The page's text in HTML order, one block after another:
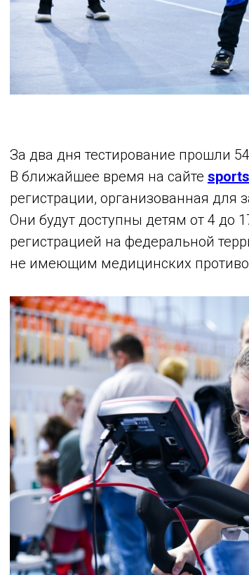
За два дня тестирование прошли
В ближайшее время на сайте
регистрации, организованная для
Они будут доступны детям от 4 до
регистрацией на федеральной
не имеющим медицинских